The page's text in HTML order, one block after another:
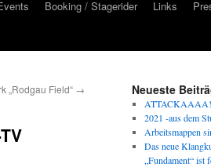
Booking / Stagerider Links
„Rodgau Field“ → Neueste
ATTACKAAAA!
2021 -aus dem
Arbeitsmappen
Das neue
„Fundament“ ist